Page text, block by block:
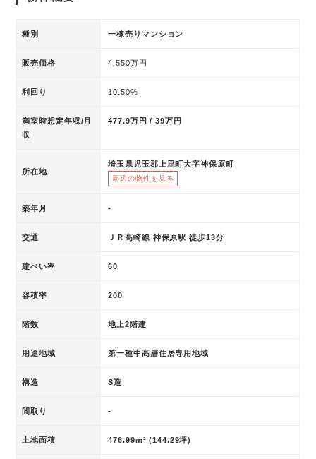
種別 一棟売りマンション
販売価格 4,550万円
利回り 10.50%
満室時想定年収/月
収
477.9万円 / 39万円
所在地
埼玉県児玉郡上里町大字神保原町
周辺の物件を見る
築年月 -
交通 ＪＲ高崎線 神保原駅 徒歩13分
建ぺい率 60
容積率 200
階数 地上2階建
用途地域 第一種中高層住居専用地域
構造 S造
間取り -
土地面積 476.99m² (144.29坪)